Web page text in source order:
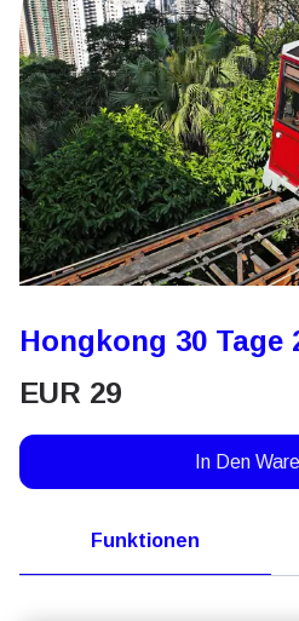
Hongkong 30 Tage
EUR 29
In Den
Funktionen